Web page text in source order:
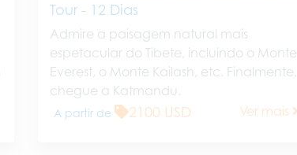
Tour - 12 Dias
Admire a paisagem natural mais
espetacular do Tibete, incluindo o Monte
Everest, o Monte Kailash, etc. Finalmente,
chegue a Katmandu.
A partir de 2100 USD Ver mais